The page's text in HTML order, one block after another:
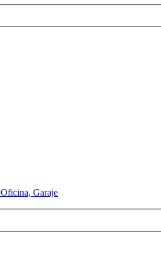
Garaje